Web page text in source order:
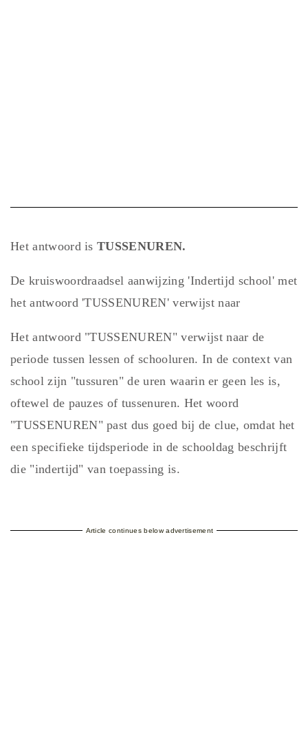
Het antwoord isTUSSENUREN.
De kruiswoordraadsel aanwijzing 'Indertijd school' met
het antwoord 'TUSSENUREN' verwijst naar
Het antwoord "TUSSENUREN" verwijst naar de
periode tussen lessen of schooluren. In de context van
school zijn "tussuren" de uren waarin er geen les is,
oftewel de pauzes of tussenuren. Het woord
"TUSSENUREN" past dus goed bij de clue, omdat het
een specifieke tijdsperiode in de schooldag beschrijft
die "indertijd" van toepassing is.
Article continues below advertisement